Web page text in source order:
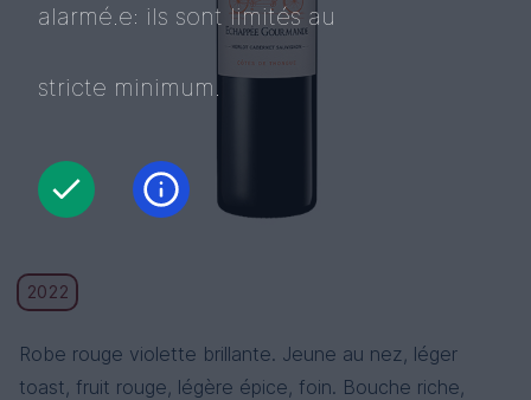
2022
Robe rouge violette brillante. Jeune au nez, léger
toast, fruit rouge, légère épice, foin. Bouche riche,
alarmé.e: ils sont limités au
stricte minimum.